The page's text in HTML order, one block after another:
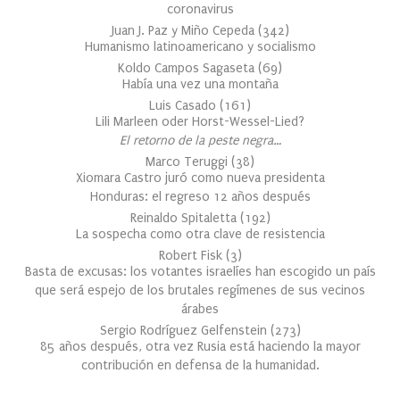
coronavirus
Juan J. Paz y Miño Cepeda (342)
Humanismo latinoamericano y socialismo
Koldo Campos Sagaseta (69)
Había una vez una montaña
Luis Casado (161 )
Lili Marleen oder Horst-Wessel-Lied?
El retorno de la peste negra…
Marco Teruggi (38)
Xiomara Castro juró como nueva presidenta
Honduras: el regreso 12 años después
Reinaldo Spitaletta (192)
La sospecha como otra clave de resistencia
Robert Fisk (3)
Basta de excusas: los votantes israelíes han escogido un país
que será espejo de los brutales regímenes de sus vecinos
árabes
Sergio Rodríguez Gelfenstein (273)
85 años después, otra vez Rusia está haciendo la mayor
contribución en defensa de la humanidad.